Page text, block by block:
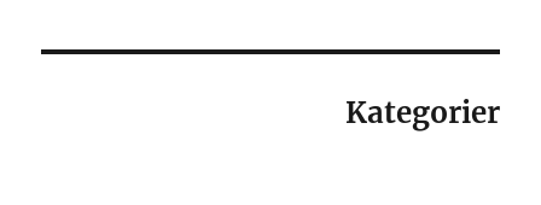
Kategorier